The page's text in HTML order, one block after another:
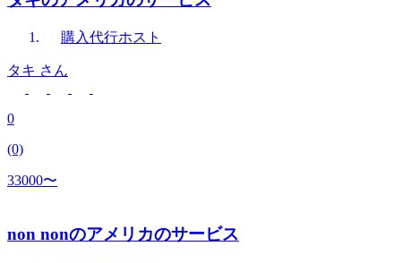
購入代行ホスト
タキ さん
0
(0)
33000〜
non nonのアメリカのサービス